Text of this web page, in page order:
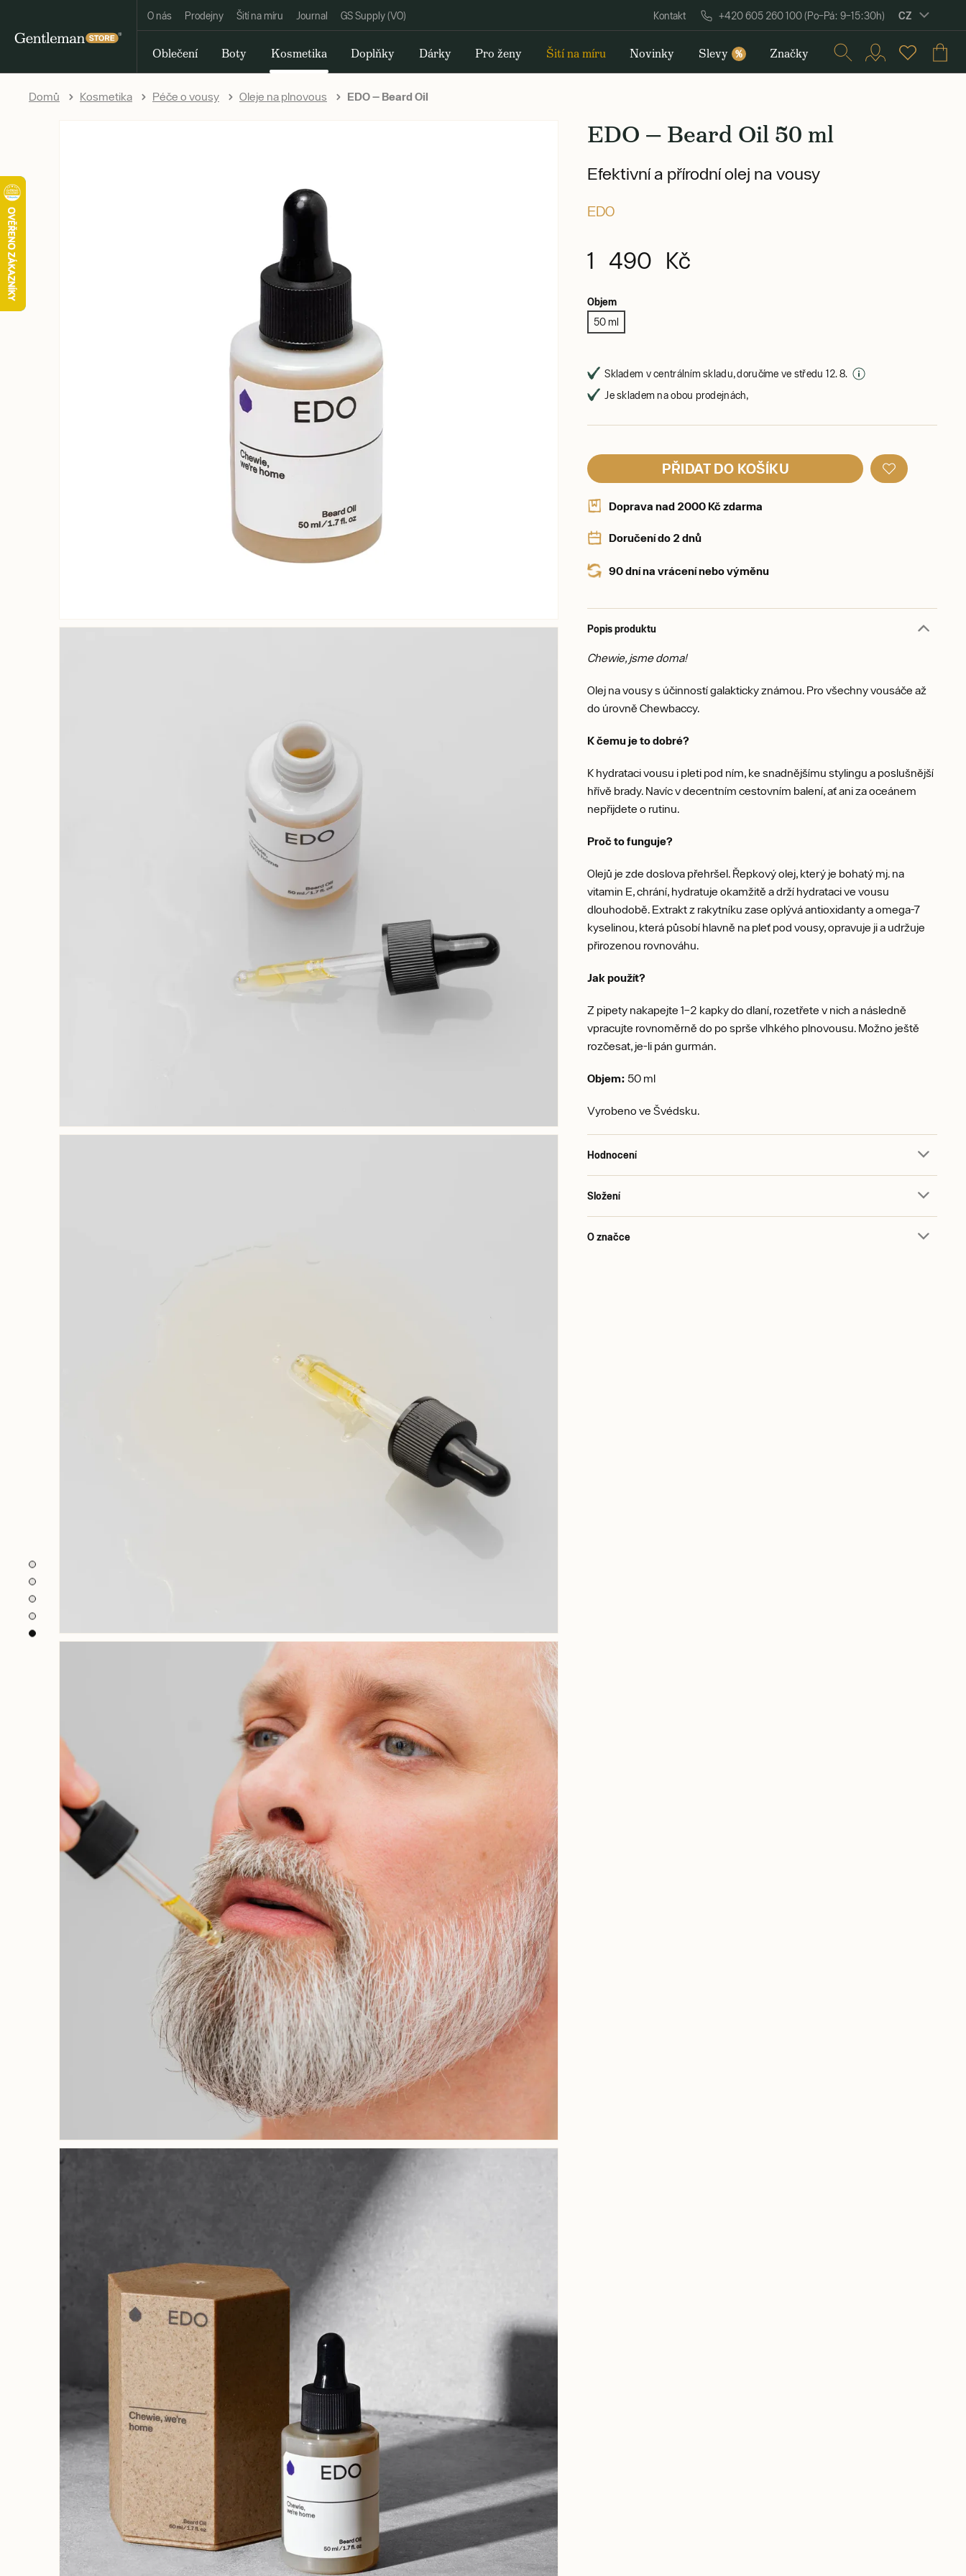
O nás Prodejny Šití na míru Journal GS Supply (VO) Kontakt +420 605 260 100 (Po–Pá: 9–15:30h) CZ
Oblečení Boty Kosmetika Doplňky Dárky Pro ženy Šití na míru Novinky Slevy % Značky
Domů Kosmetika Péče o vousy Oleje na plnovous EDO — Beard Oil
EDO — Beard Oil 50 ml
Efektivní a přírodní olej na vousy
EDO
1 490 Kč
Objem
50 ml
Skladem v centrálním skladu, doručíme ve středu 12. 8.
Je skladem na obou prodejnách,
PŘIDAT DO KOŠÍKU
Doprava nad 2000 Kč zdarma
Doručení do 2 dnů
90 dní na vrácení nebo výměnu
Popis produktu
Chewie, jsme doma!
Olej na vousy s účinností galakticky známou. Pro všechny vousáče až
do úrovně Chewbaccy.
K čemu je to dobré?
K hydrataci vousu i pleti pod ním, ke snadnějšímu stylingu a poslušnější
hřívě brady. Navíc v decentním cestovním balení, ať ani za oceánem
nepřijdete o rutinu.
Proč to funguje?
Olejů je zde doslova přehršel. Řepkový olej, který je bohatý mj. na
vitamin E, chrání, hydratuje okamžitě a drží hydrataci ve vousu
dlouhodobě. Extrakt z rakytníku zase oplývá antioxidanty a omega-7
kyselinou, která působí hlavně na pleť pod vousy, opravuje ji a udržuje
přirozenou rovnováhu.
Jak použít?
Z pipety nakapejte 1–2 kapky do dlaní, rozetřete v nich a následně
vpracujte rovnoměrně do po sprše vlhkého plnovousu. Možno ještě
rozčesat, je-li pán gurmán.
Objem: 50 ml
Vyrobeno ve Švédsku.
Hodnocení
Složení
O značce